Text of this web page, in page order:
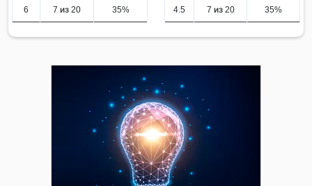
6 7 из 20 35% 4.5 7 из 20 35%